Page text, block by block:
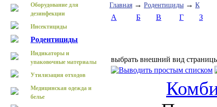
Оборудование для
дезинфекции
Инсектициды
Родентициды
Индикаторы и
упаковочные материалы
Утилизация отходов
Медицинская одежда и
белье
Главная → Родентициды → К
А Б В Г З
выбрать внешний вид